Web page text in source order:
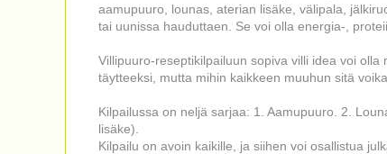
aamupuuro, lounas, aterian lisäke, välipala,
tai uunissa hauduttaen. Se voi olla energia-,
Villipuuro-reseptikilpailuun sopiva villi idea voi
täytteeksi, mutta mihin kaikkeen muuhun sitä
Kilpailussa on neljä sarjaa: 1. Aamupuuro. 2.
lisäke).
Kilpailu on avoin kaikille, ja siihen voi osallistua